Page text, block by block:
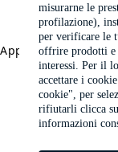
Application error: a
browser
misurarne le
profilazione),
per verificare le
offrire prodotti e
interessi. Per il
accettare i
cookie", per
rifiutarli clicca
informazioni